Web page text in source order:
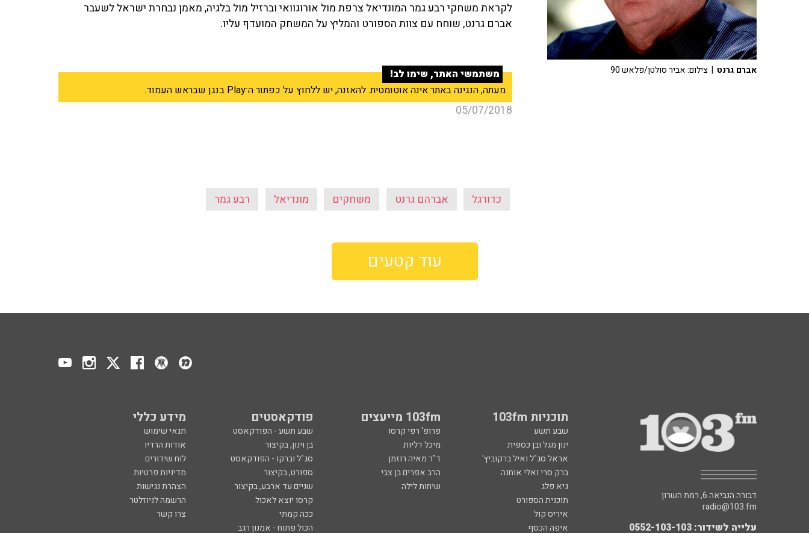
לקראת משחקי רבע גמר המונדיאל צרפת מול אורוגוואי וברזיל מול בלגיה, מאמן נבחרת ישראל לשעבר
אברם גרנט, שוחח עם צוות הספורט והמליץ על המשחק המועדף עליו.
משתמשי האתר, שימו לב!
מעתה, הנגינה באתר אינה אוטומטית. להאזנה, יש ללחוץ על כפתור ה־Play בנגן שבראש העמוד.
05/07/2018
כדורגל אברהם גרנט משחקים מונדיאל רבע גמר
אברם גרנט | צילום: אביר סולטן/פלאש 90
עוד קטעים
תוכניות 103fm 103fm מייעצים פודקאסטים מידע כללי
שבע תשע פרופ' רפי קרסו שבע תשע - הפודקאסט
תנאי שימוש
ינון מגל ובן כספית
מיכל דליות בן וינון, בקיצור
אודות הרדיו
אראל סג"ל ואיל ברקוביץ'
ד"ר מאיה רוזמן סג"ל וברקו - הפודקאסט
לוח שידורים
ברק סרי ואלי אוחנה
הרב אפרים בן צבי ספורט, בקיצור
מדיניות פרטיות
גיא פלג
שיחות לילה שניים עד ארבע, בקיצור
הצהרת נגישות
תוכנית הספורט
קרסו יוצא לאכול
הרשמה לניוזלטר
איריס קול
ככה קמתי
צרו קשר
איפה הכסף
הכול פתוח - אמנון רגב
דבורה הנביאה 6, רמת השרון
radio@103.fm
עלייה לשידור: 0552-103-103